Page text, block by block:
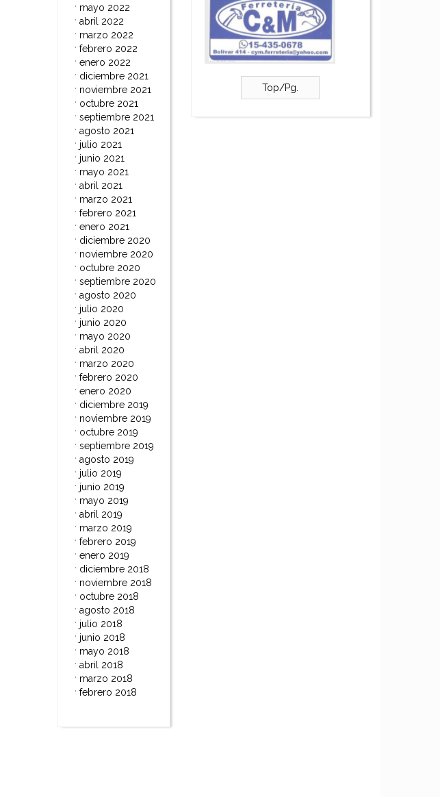
mayo 2022
abril 2022
marzo 2022
febrero 2022
enero 2022
diciembre 2021
noviembre 2021
octubre 2021
septiembre 2021
agosto 2021
julio 2021
junio 2021
mayo 2021
abril 2021
marzo 2021
febrero 2021
enero 2021
diciembre 2020
noviembre 2020
octubre 2020
septiembre 2020
agosto 2020
julio 2020
junio 2020
mayo 2020
abril 2020
marzo 2020
febrero 2020
enero 2020
diciembre 2019
noviembre 2019
octubre 2019
septiembre 2019
agosto 2019
julio 2019
junio 2019
mayo 2019
abril 2019
marzo 2019
febrero 2019
enero 2019
diciembre 2018
noviembre 2018
octubre 2018
agosto 2018
julio 2018
junio 2018
mayo 2018
abril 2018
marzo 2018
febrero 2018
Top/Pg.